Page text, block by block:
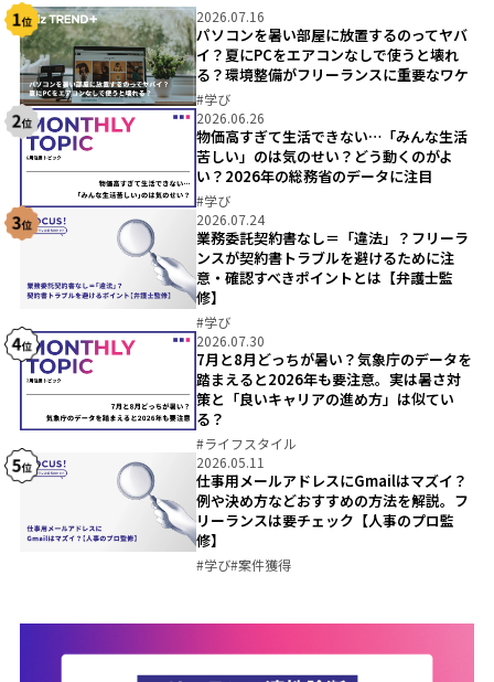
2026.07.16
パソコンを暑い部屋に放置するのってヤバ
イ？夏にPCをエアコンなしで使うと壊れ
る？環境整備がフリーランスに重要なワケ
#学び
2026.06.26
物価高すぎて生活できない…「みんな生活
苦しい」のは気のせい？どう動くのがよ
い？2026年の総務省のデータに注目
#学び
2026.07.24
業務委託契約書なし＝「違法」？フリーラ
ンスが契約書トラブルを避けるために注
意・確認すべきポイントとは【弁護士監
修】
#学び
2026.07.30
7月と8月どっちが暑い？気象庁のデータを
踏まえると2026年も要注意。実は暑さ対
策と「良いキャリアの進め方」は似てい
る？
#ライフスタイル
2026.05.11
仕事用メールアドレスにGmailはマズイ？
例や決め方などおすすめの方法を解説。フ
リーランスは要チェック【人事のプロ監
修】
#学び#案件獲得